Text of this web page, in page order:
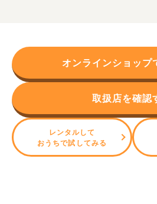
オンラインショップ
取扱店を確認
レンタルして
おうちで試してみる